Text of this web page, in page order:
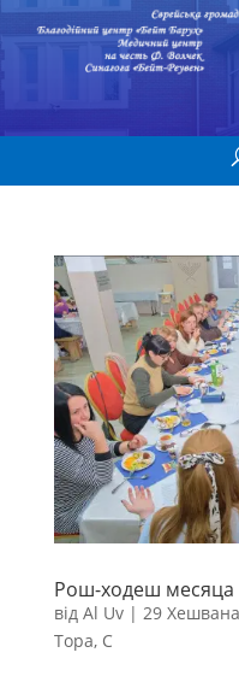
Рош-ходеш месяца
від Al Uv| 29
Тора, С